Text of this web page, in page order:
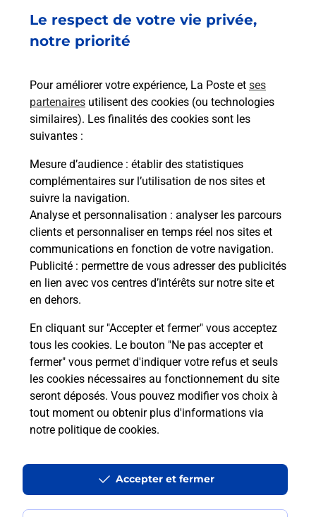
Le respect de votre vie privée,
notre priorité
Pour améliorer votre expérience, La Poste et ses
partenaires utilisent des cookies (ou technologies
similaires). Les finalités des cookies sont les
suivantes :
Mesure d’audience : établir des statistiques
complémentaires sur l’utilisation de nos sites et
suivre la navigation.
Analyse et personnalisation : analyser les parcours
clients et personnaliser en temps réel nos sites et
communications en fonction de votre navigation.
Publicité : permettre de vous adresser des publicités
en lien avec vos centres d’intérêts sur notre site et
en dehors.
En cliquant sur "Accepter et fermer" vous acceptez
tous les cookies. Le bouton "Ne pas accepter et
fermer" vous permet d'indiquer votre refus et seuls
les cookies nécessaires au fonctionnement du site
seront déposés. Vous pouvez modifier vos choix à
tout moment ou obtenir plus d'informations via
notre politique de cookies.
Accepter et fermer
Ouvert- jusqu'à
20h00
2 ROUTE DE GRENADE
En savoir plus
Malin !
La Poste
en ligne
Ouvert 24h/24
En savoir plus
Haute-Garonne
Accessibilité : partiellement conforme
Conditions contractuelles